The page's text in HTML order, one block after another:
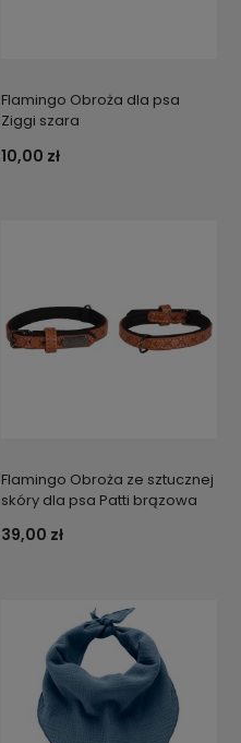
Flamingo Obroża dla psa
Ziggi szara
10,00 zł
Flamingo Obroża ze sztucznej
skóry dla psa Patti brązowa
39,00 zł